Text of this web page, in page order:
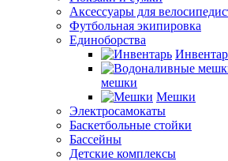
Аксессуары для
Футбольная экипировка
Единоборства
мешки
Мешки
Электросамокаты
Баскетбольные стойки
Бассейны
Детские комплексы